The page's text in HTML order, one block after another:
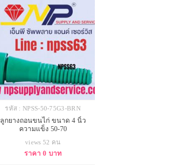
รหัส : NPSS-50-75G3-BRN
ลูกยางถอนขนไก่ ขนาด 4 นิ้ว
ความแข็ง 50-70
views 52 คน
ราคา 0 บาท